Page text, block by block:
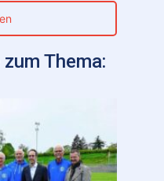
Thema: